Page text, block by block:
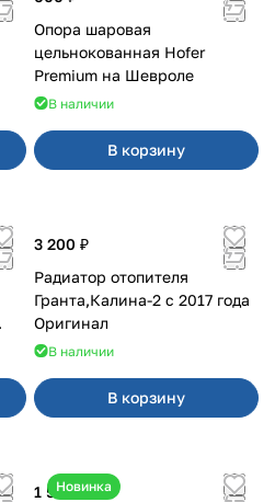
Опора шаровая
цельнокованная Hofer
Premium на Шевроле
В наличии
В корзину
3 200 ₽
Радиатор отопителя
Гранта,Калина-2 с 2017 года
Оригинал
В наличии
В корзину
Новинка
1 500 ₽